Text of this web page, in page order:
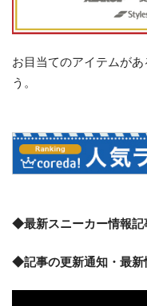
お目当てのアイテムが
う。
◆最新スニーカー情報記
◆記事の更新通知・最新